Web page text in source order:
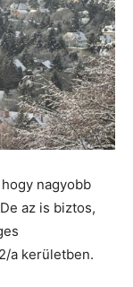
nagyobb
az is biztos,
a kerületben.